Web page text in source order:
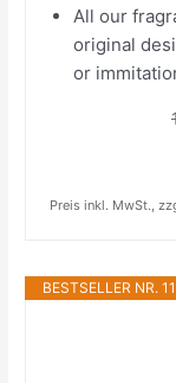
All our
original
or
Preis inkl. MwSt.,
BESTSELLER NR. 11